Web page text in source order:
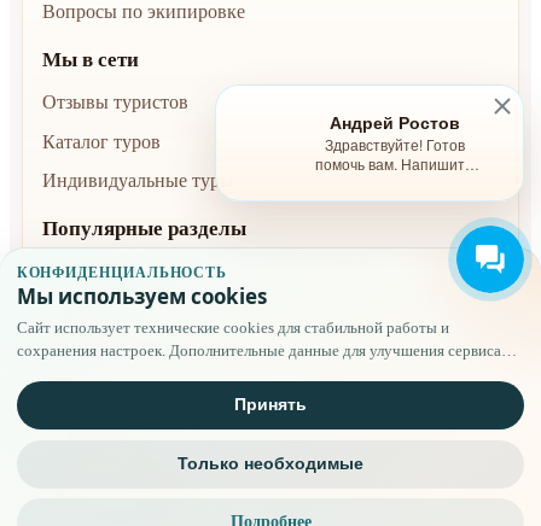
Андрей Ростов
Здравствуйте! Готов
помочь вам. Напишите
вопросы.
Вопросы по экипировке
Мы в сети
Отзывы туристов
Каталог туров
Индивидуальные туры
Популярные разделы
Туры и расписание
Безопасность
Условия бронирования
КОНФИДЕНЦИАЛЬНОСТЬ
Мы используем cookies
Сайт использует технические cookies для стабильной работы и
сохранения настроек. Дополнительные данные для улучшения сервиса
Принять
Только необходимые
Подробнее